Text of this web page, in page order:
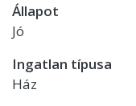
Állapot
Jó
Ingatlan típusa
Ház